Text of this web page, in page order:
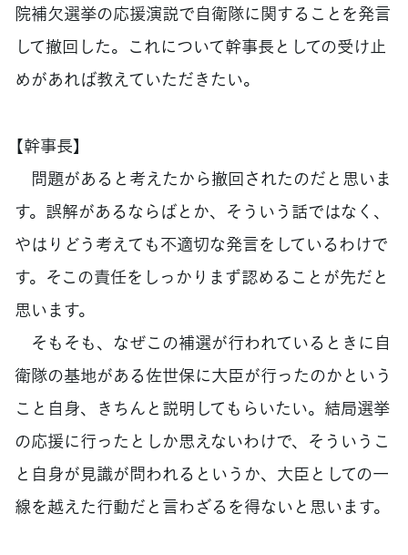
院補欠選挙の応援演説で自衛隊に関することを発言
して撤回した。これについて幹事長としての受け止
めがあれば教えていただきたい。
【幹事長】
問題があると考えたから撤回されたのだと思いま
す。誤解があるならばとか、そういう話ではなく、
やはりどう考えても不適切な発言をしているわけで
す。そこの責任をしっかりまず認めることが先だと
思います。
そもそも、なぜこの補選が行われているときに自
衛隊の基地がある佐世保に大臣が行ったのかという
こと自身、きちんと説明してもらいたい。結局選挙
の応援に行ったとしか思えないわけで、そういうこ
と自身が見識が問われるというか、大臣としての一
線を越えた行動だと言わざるを得ないと思います。